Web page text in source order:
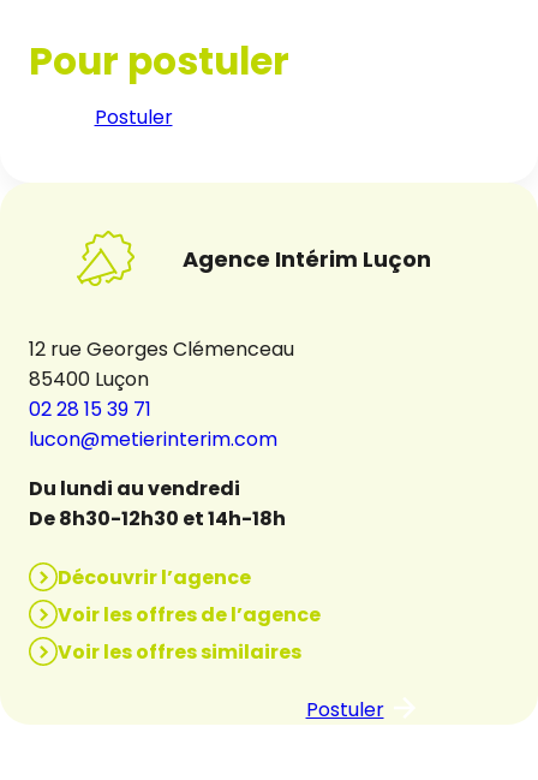
Pour postuler
Postuler
Agence Intérim Luçon
12 rue Georges Clémenceau
85400 Luçon
02 28 15 39 71
lucon@metierinterim.com
Du lundi au vendredi
De 8h30-12h30 et 14h-18h
Découvrir l’agence
Voir les offres de l’agence
Voir les offres similaires
Postuler